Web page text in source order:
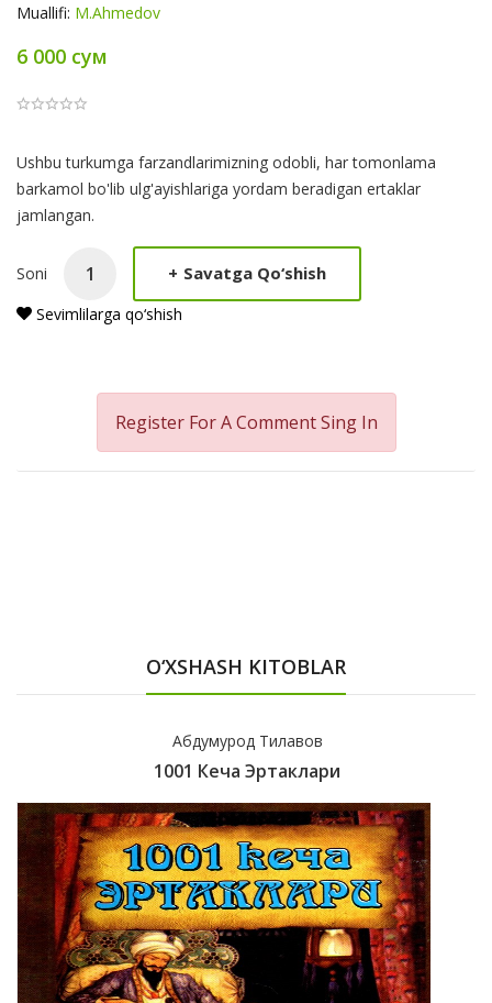
Muallifi: M.Ahmedov
6 000 сум
Product
Summery
Ushbu turkumga farzandlarimizning odobli, har tomonlama
barkamol bo'lib ulg'ayishlariga yordam beradigan ertaklar
jamlangan.
Soni + Savatga Qo‘shish
Sevimlilarga qo‘shish
Register For A CommentSing In
O‘XSHASH KITOBLAR
Абдумурод Тилавов
1001 Кеча Эртаклари